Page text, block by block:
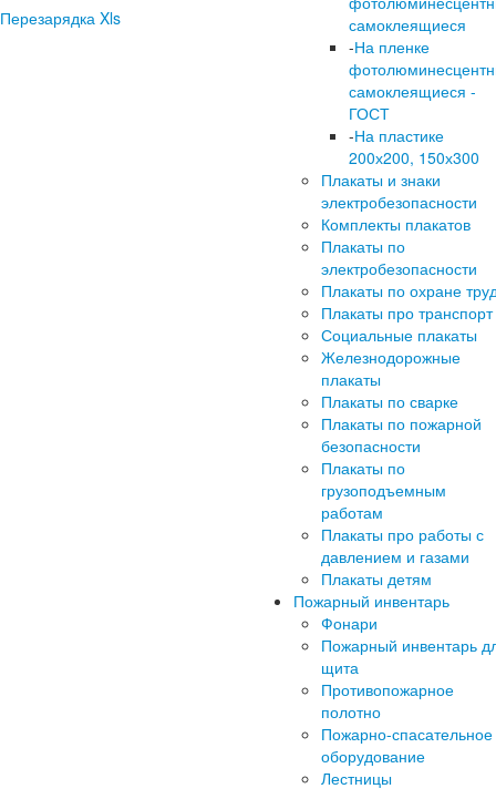
Перезарядка Xls
самоклеящиеся
-На пленке
самоклеящиеся -
ГОСТ
-На пластике
200х200, 150х300
Плакаты и знаки
электробезопасности
Комплекты плакатов
Плакаты по
электробезопасности
Плакаты по охране
Плакаты про транспорт
Социальные плакаты
Железнодорожные
плакаты
Плакаты по сварке
Плакаты по пожарной
безопасности
Плакаты по
грузоподъемным
работам
Плакаты про работы с
давлением и газами
Плакаты детям
Пожарный инвентарь
Фонари
Пожарный инвентарь
щита
Противопожарное
полотно
Пожарно-спасательное
оборудование
Лестницы